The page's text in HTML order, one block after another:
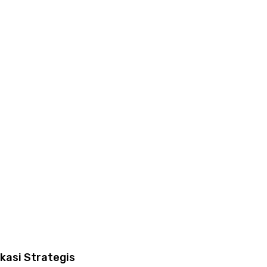
Strategis